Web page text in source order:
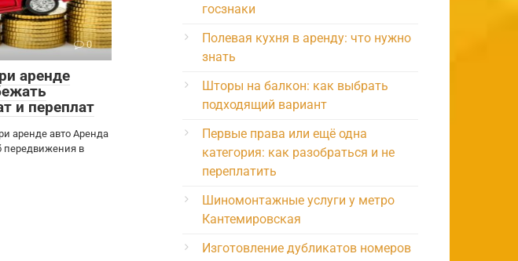
0
аренде
и переплат
аренде авто Аренда
передвижения в
госзнаки
Полевая кухня в аренду: что нужно
знать
Шторы на балкон: как выбрать
подходящий вариант
Первые права или ещё одна
категория: как разобраться и не
переплатить
Шиномонтажные услуги у метро
Кантемировская
Изготовление дубликатов номеров